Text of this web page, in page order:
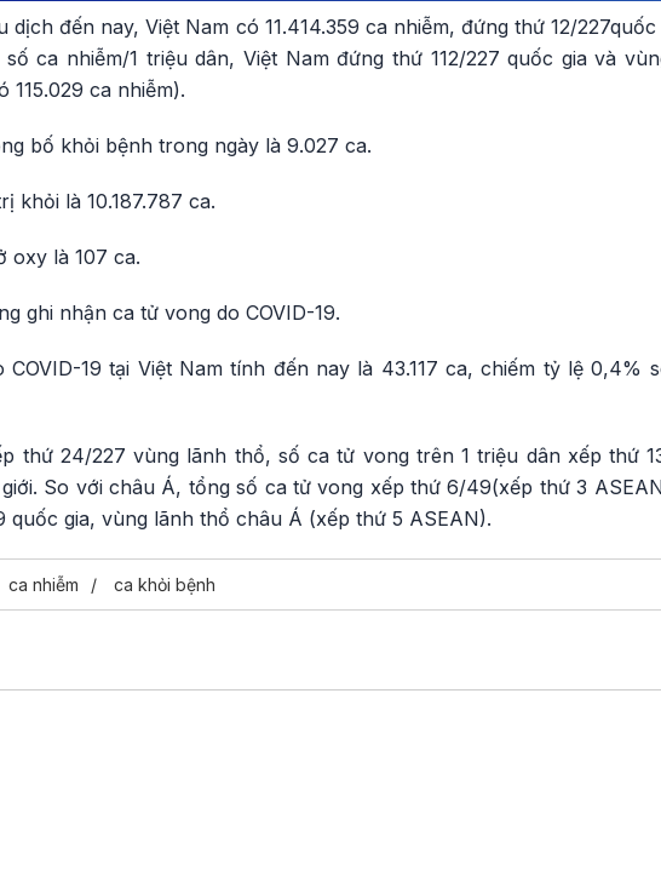
dịch đến nay, Việt Nam có 11.414.359 ca nhiễm, đứng thứ 12/
ca nhiễm/1 triệu dân, Việt Nam đứng thứ 112/227 quốc gia và
115.029 ca nhiễm).
bố khỏi bệnh trong ngày là 9.027 ca.
khỏi là 10.187.787 ca.
oxy là 107 ca.
ghi nhận ca tử vong do COVID-19.
19 tại Việt Nam tính đến nay là 43.117 ca, chiếm tỷ lệ 0,4%
thứ 24/227 vùng lãnh thổ, số ca tử vong trên 1 triệu dân xếp thứ
So với châu Á, tổng số ca tử vong xếp thứ 6/49(xếp thứ 3
quốc gia, vùng lãnh thổ châu Á (xếp thứ 5 ASEAN).
ca nhiễm ca khỏi bệnh